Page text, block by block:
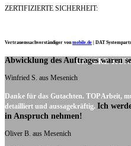
ZERTIFIZIERTE SICHERHEIT:
Vertrauenssachverständiger vonmobile.de DAT
UNSERE
Abwicklung des Auftrages waren
Winfried S. aus Mesenich
Danke für das Gutachten. TOP Arbeit,
detailliert und aussagekräftig. Ich
in Anspruch nehmen!
Oliver B. aus Mesenich